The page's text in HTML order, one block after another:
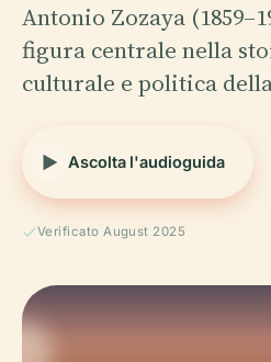
Antonio Zozaya
figura centrale nella
culturale e politica
Ascolta l'audioguida
Verificato August 2025